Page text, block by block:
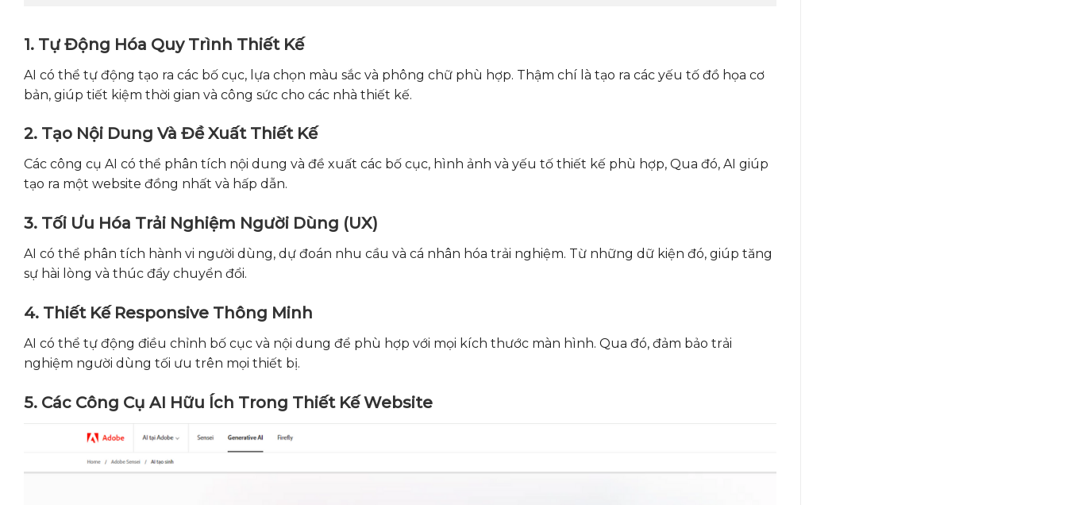
1. Tự Động Hóa Quy Trình Thiết Kế
AI có thể tự động tạo ra các bố cục, lựa chọn màu sắc và phông chữ phù hợp. Thậm chí là tạo ra các yếu tố đồ họa cơ
bản, giúp tiết kiệm thời gian và công sức cho các nhà thiết kế.
2. Tạo Nội Dung Và Đề Xuất Thiết Kế
Các công cụ AI có thể phân tích nội dung và đề xuất các bố cục, hình ảnh và yếu tố thiết kế phù hợp, Qua đó, AI giúp
tạo ra một website đồng nhất và hấp dẫn.
3. Tối Ưu Hóa Trải Nghiệm Người Dùng (UX)
AI có thể phân tích hành vi người dùng, dự đoán nhu cầu và cá nhân hóa trải nghiệm. Từ những dữ kiện đó, giúp tăng
sự hài lòng và thúc đẩy chuyển đổi.
4. Thiết Kế Responsive Thông Minh
AI có thể tự động điều chỉnh bố cục và nội dung để phù hợp với mọi kích thước màn hình. Qua đó, đảm bảo trải
nghiệm người dùng tối ưu trên mọi thiết bị.
5. Các Công Cụ AI Hữu Ích Trong Thiết Kế Website